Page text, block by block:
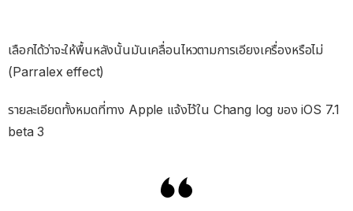
เลือกได้ว่าจะให้พื้นหลังนั้นมันเคลื่อนไหวตามการเอียงเครื่องหรือไม่
(Parralex effect)
รายละเอียดทั้งหมดที่ทาง Apple แจ้งไว้ใน Chang log ของ iOS 7.1
beta 3